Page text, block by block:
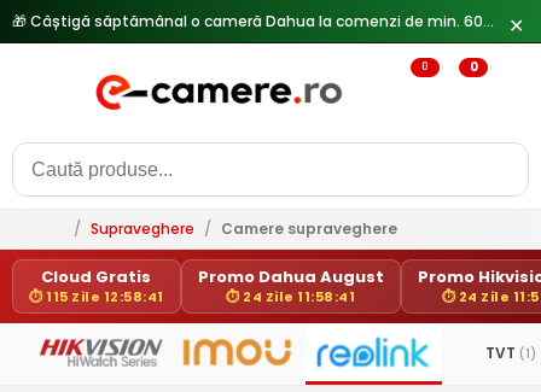
🎁 Câștigă săptămânal o cameră Dahua la comenzi de min. 600 lei — ✕
0 0
/ Supraveghere / Camere supraveghere
Cloud Gratis
⏱ 115 Zile 12:58:41
Promo Dahua August
⏱ 24 Zile 11:58:41
Promo
⏱ 24 Zile
TVT (1)